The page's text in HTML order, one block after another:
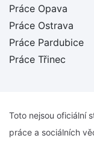
Práce Opava
Práce Ostrava
Práce Pardubice
Práce Třinec
Toto nejsou oficiální
práce a sociálních